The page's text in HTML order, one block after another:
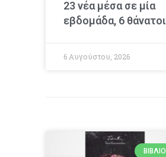
23 νέα μέσα σε μία
εβδομάδα, 6 θάνατοι
6 Αυγούστου, 2026
ΒΙΒΛΊΟ